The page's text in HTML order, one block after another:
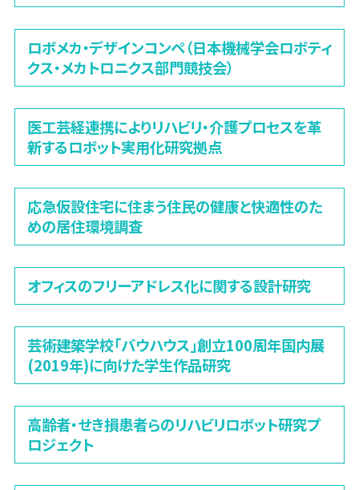
ロボメカ・デザインコンペ（日本機械学会ロボティ
クス・メカトロニクス部門競技会）
医工芸経連携によりリハビリ・介護プロセスを革
新するロボット実用化研究拠点
応急仮設住宅に住まう住民の健康と快適性のた
めの居住環境調査
オフィスのフリーアドレス化に関する設計研究
芸術建築学校「バウハウス」創立100周年国内展
(2019年)に向けた学生作品研究
高齢者・せき損患者らのリハビリロボット研究プ
ロジェクト